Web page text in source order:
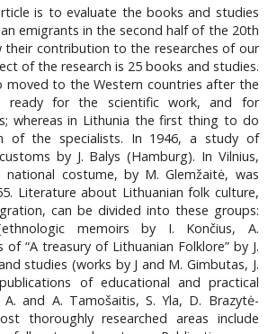
is to evaluate the books and studies
emigrants in the second half of the 20th
their contribution to the researches of our
of the research is 25 books and studies.
moved to the Western countries after the
ready for the scientific work, and for
whereas in Lithunia the first thing to do
of the specialists. In 1946, a study of
by J. Balys (Hamburg). In Vilnius,
costume, by M. Glemžaitė, was
Literature about Lithuanian folk culture,
can be divided into these groups:
memoirs by I. Končius, A.
of “A treasury of Lithuanian Folklore” by J.
studies (works by J and M. Gimbutas, J.
of educational and practical
and A. Tamošaitis, S. Yla, D. Brazytė-
thoroughly researched areas include